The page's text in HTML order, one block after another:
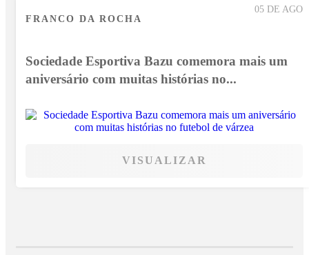
05 DE AGO
FRANCO DA ROCHA
Sociedade Esportiva Bazu comemora mais um
aniversário com muitas histórias no...
VISUALIZAR